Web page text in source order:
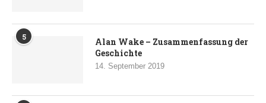
5
Alan Wake – Zusammenfassung der
Geschichte
14. September 2019